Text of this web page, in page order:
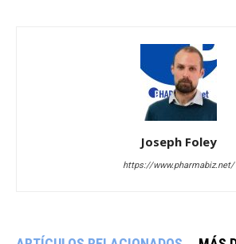
Joseph Foley
https://www.pharmabiz.net/